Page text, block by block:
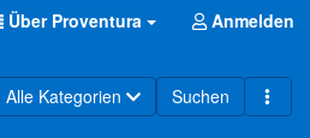
Über Proventura Anmelden
Alle Kategorien Suchen